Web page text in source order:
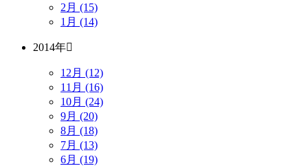
2月 (15)
1月 (14)
2014年
12月 (12)
11月 (16)
10月 (24)
9月 (20)
8月 (18)
7月 (13)
6月 (19)